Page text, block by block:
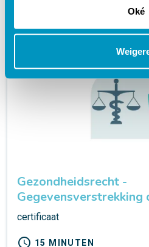
Oké
Gezondheidsrecht -
Gegevensverstrekking
certificaat
schedule 15 MINUTEN